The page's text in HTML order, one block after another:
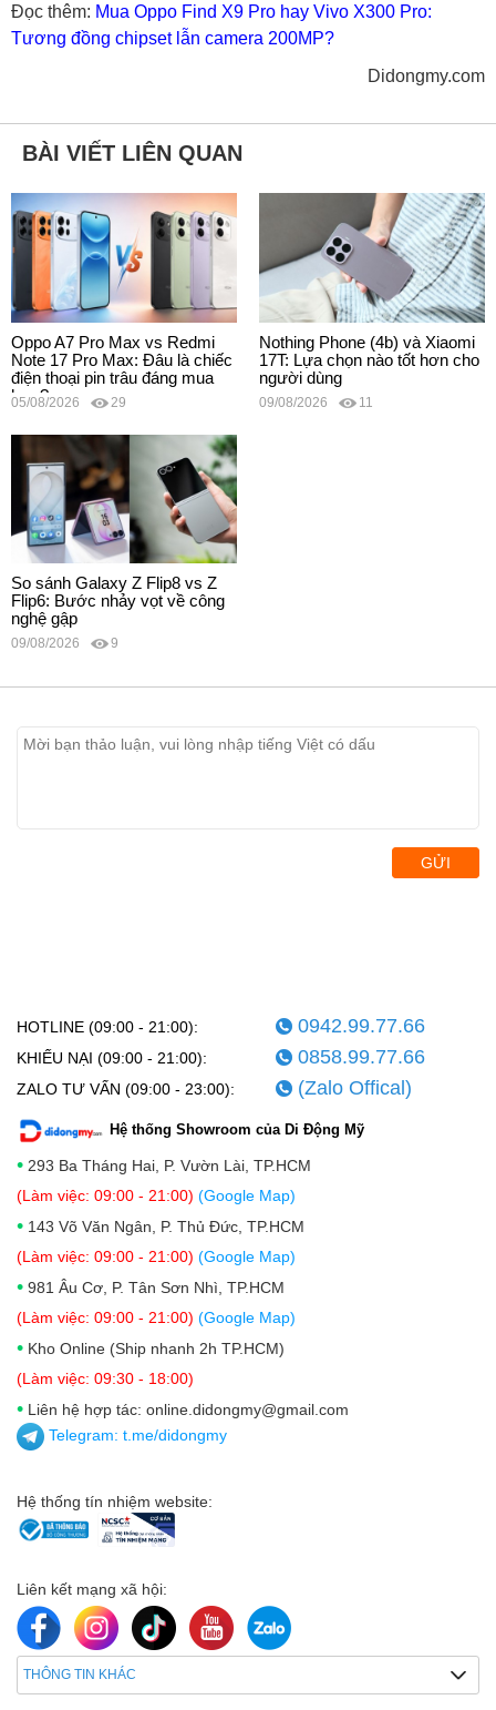
Đọc thêm: Mua Oppo Find X9 Pro hay Vivo X300 Pro:
Tương đồng chipset lẫn camera 200MP?
Didongmy.com
BÀI VIẾT LIÊN QUAN
Oppo A7 Pro Max vs Redmi
Note 17 Pro Max: Đâu là chiếc
điện thoại pin trâu đáng mua
hơn?
05/08/2026 29
Nothing Phone (4b) và Xiaomi
17T: Lựa chọn nào tốt hơn cho
người dùng
09/08/2026 11
So sánh Galaxy Z Flip8 vs Z
Flip6: Bước nhảy vọt về công
nghệ gập
09/08/2026 9
GỬI
HOTLINE (09:00 - 21:00): 0942.99.77.66
KHIẾU NẠI (09:00 - 21:00): 0858.99.77.66
ZALO TƯ VẤN (09:00 - 23:00): (Zalo Offical)
Hệ thống Showroom của Di Động Mỹ
• 293 Ba Tháng Hai, P. Vườn Lài, TP.HCM
(Làm việc: 09:00 - 21:00) (Google Map)
• 143 Võ Văn Ngân, P. Thủ Đức, TP.HCM
(Làm việc: 09:00 - 21:00) (Google Map)
• 981 Âu Cơ, P. Tân Sơn Nhì, TP.HCM
(Làm việc: 09:00 - 21:00) (Google Map)
• Kho Online (Ship nhanh 2h TP.HCM)
(Làm việc: 09:30 - 18:00)
• Liên hệ hợp tác: online.didongmy@gmail.com
Telegram: t.me/didongmy
Hệ thống tín nhiệm website:
Liên kết mạng xã hội:
THÔNG TIN KHÁC